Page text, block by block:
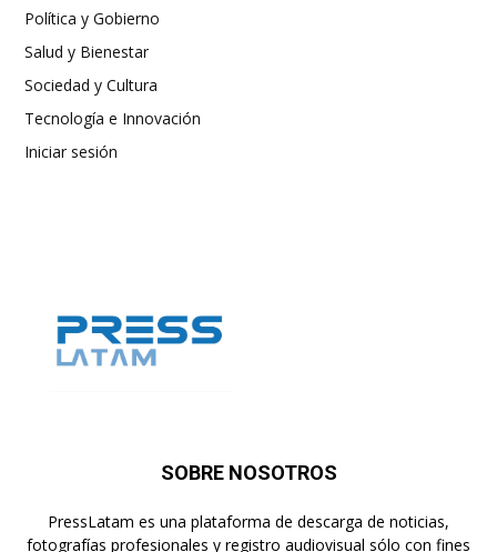
Política y Gobierno
Salud y Bienestar
Sociedad y Cultura
Tecnología e Innovación
Iniciar sesión
SOBRE NOSOTROS
PressLatam es una plataforma de descarga de noticias,
fotografías profesionales y registro audiovisual sólo con fines